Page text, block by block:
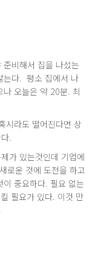
비해서 집을 나섰는
는다. 평소 집에서 나
나 오늘은 약 20분. 최
시라도 떨어진다면 상
.
가 있는것인데 기업에
로운 것에 도전을 하고
중요하다. 필요 없는
필요가 있다. 이것 만